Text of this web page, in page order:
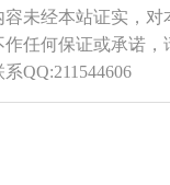
未经本站证实，
任何保证或承诺
QQ:211544606